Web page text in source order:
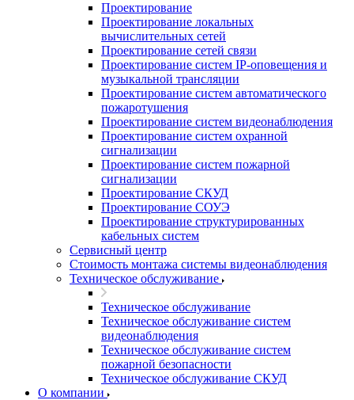
Проектирование
Проектирование локальных
вычислительных сетей
Проектирование сетей связи
Проектирование систем IP-оповещения и
музыкальной трансляции
Проектирование систем автоматического
пожаротушения
Проектирование систем видеонаблюдения
Проектирование систем охранной
сигнализации
Проектирование систем пожарной
сигнализации
Проектирование СКУД
Проектирование СОУЭ
Проектирование структурированных
кабельных систем
Сервисный центр
Стоимость монтажа системы видеонаблюдения
Техническое обслуживание
Техническое обслуживание
Техническое обслуживание систем
видеонаблюдения
Техническое обслуживание систем
пожарной безопасности
Техническое обслуживание СКУД
О компании